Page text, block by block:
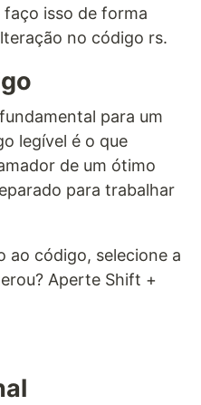
faço isso de forma
no código rs.
para um
legível é o que
de um ótimo
para trabalhar
ao código, selecione a
Aperte Shift +